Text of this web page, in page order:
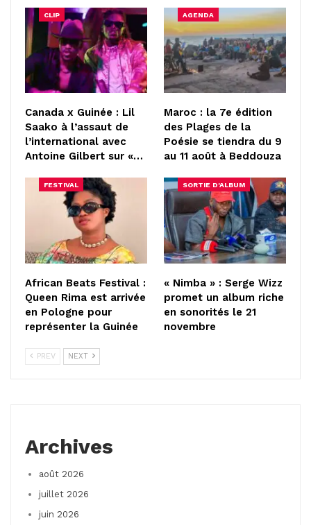
CLIP
Canada x Guinée : Lil
Saako à l’assaut de
l’international avec
Antoine Gilbert sur «…
AGENDA
Maroc : la 7e édition
des Plages de la
Poésie se tiendra du 9
au 11 août à Beddouza
FESTIVAL
African Beats Festival :
Queen Rima est arrivée
en Pologne pour
représenter la Guinée
SORTIE D'ALBUM
« Nimba » : Serge Wizz
promet un album riche
en sonorités le 21
novembre
PREV NEXT
Archives
août 2026
juillet 2026
juin 2026